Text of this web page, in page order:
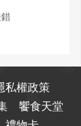
私權政策
饗食天堂